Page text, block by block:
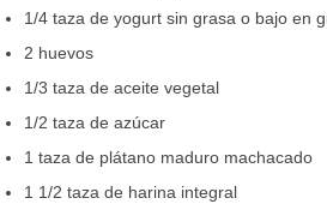
1/4 taza de yogurt sin grasa o bajo en
2 huevos
1/3 taza de aceite vegetal
1/2 taza de azúcar
1 taza de plátano maduro machacado
1 1/2 taza de harina integral